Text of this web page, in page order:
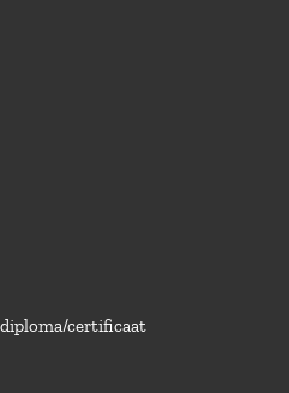
certificaat